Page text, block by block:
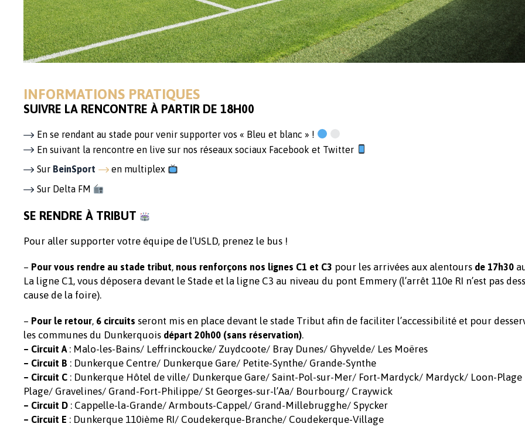
INFORMATIONS PRATIQUES
SUIVRE LA RENCONTRE À PARTIR DE 18H00
En se rendant au stade pour venir supporter vos « Bleu et blanc » !
En suivant la rencontre en live sur nos réseaux sociaux Facebook et Twitter
Sur BeinSport
en multiplex
Sur Delta FM
SE RENDRE À TRIBUT
Pour aller supporter votre équipe de l’USLD, prenez le bus !
– Pour vous rendre au stade tribut, nous renforçons nos lignes C1 et C3 pour les arrivées aux alentours de 17h30
La ligne C1, vous déposera devant le Stade et la ligne C3 au niveau du pont Emmery (l’arrêt 110e RI n’est pas
cause de la foire).
– Pour le retour, 6 circuits seront mis en place devant le stade Tribut afin de faciliter l’accessibilité et pour
les communes du Dunkerquois départ 20h00 (sans réservation).
– Circuit A: Malo-les-Bains/ Leffrinckoucke/ Zuydcoote/ Bray Dunes/ Ghyvelde/ Les Moëres
– Circuit B : Dunkerque Centre/ Dunkerque Gare/ Petite-Synthe/ Grande-Synthe
– Circuit C : Dunkerque Hôtel de ville/ Dunkerque Gare/ Saint-Pol-sur-Mer/ Fort-Mardyck/ Mardyck/ Loon-Plage
Plage/ Gravelines/ Grand-Fort-Philippe/ St Georges-sur-l’Aa/ Bourbourg/ Craywick
– Circuit D : Cappelle-la-Grande/ Armbouts-Cappel/ Grand-Millebrugghe/ Spycker
– Circuit E : Dunkerque 110ième RI/ Coudekerque-Branche/ Coudekerque-Village